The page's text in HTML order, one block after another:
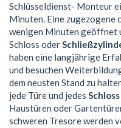
Schlüsseldienst- Monteur
Minuten. Eine zugezogene
wenigen Minuten geöffnet
Schloss oder
haben eine langjährige
und besuchen
dem neusten Stand zu
jede Türe und jedes Schloss
Haustüren oder
schweren Tresore werden